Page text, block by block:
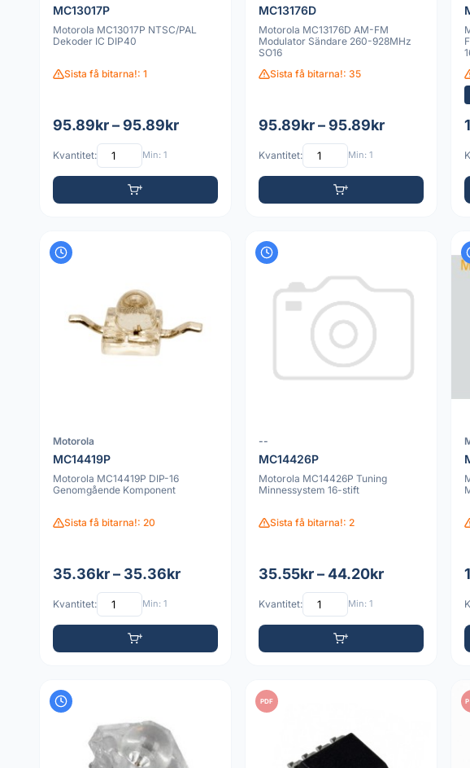
MC13017P
Motorola MC13017P NTSC/PAL
Dekoder IC DIP40
Sista få bitarna!: 1
95.89kr – 95.89kr
Kvantitet: Min: 1
MC13176D
Motorola MC13176D AM-FM
Modulator Sändare 260-928MHz
SO16
Sista få bitarna!: 35
95.89kr – 95.89kr
Kvantitet: Min: 1
Motorola
MC14419P
Motorola MC14419P DIP-16
Genomgående Komponent
Sista få bitarna!: 20
35.36kr – 35.36kr
Kvantitet: Min: 1
--
MC14426P
Motorola MC14426P Tuning
Minnessystem 16-stift
Sista få bitarna!: 2
35.55kr – 44.20kr
Kvantitet: Min: 1
PDF